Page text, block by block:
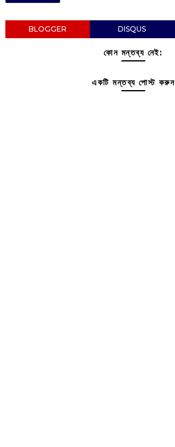
BLOGGER DISQUS
কোন মন্তব্য নেই:
একটি মন্তব্য পোস্ট করুন